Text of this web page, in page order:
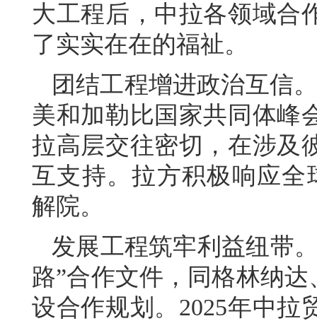
大工程后，中拉各领域合
了实实在在的福祉。
团结工程增进政治互信
美和加勒比国家共同体峰
拉高层交往密切，在涉及
互支持。拉方积极响应
解院。
发展工程筑牢利益纽带
路”合作文件，同格林纳
设合作规划。2025年中拉